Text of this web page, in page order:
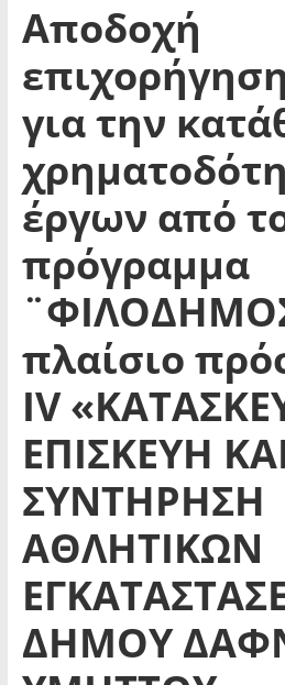
Αποδοχή
για την
έργων από
πρόγραμμα
¨ΦΙΛΟΔΗΜΟΣ
πλαίσιο
ΙV
ΕΠΙΣΚΕΥΗ
ΣΥΝΤΗΡΗΣΗ
ΑΘΛΗΤΙΚΩΝ
ΔΗΜΟΥ